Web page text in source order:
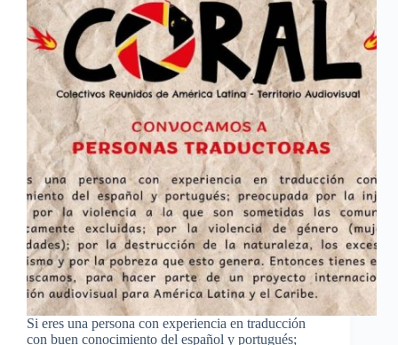
Si eres una persona con experiencia en traducción
con buen conocimiento del español y portugués;